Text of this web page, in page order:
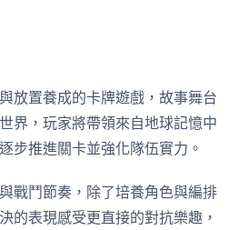
放置養成的卡牌遊戲，故事舞台
界，玩家將帶領來自地球記憶中
步推進關卡並強化隊伍實力。
戰鬥節奏，除了培養角色與編排
的表現感受更直接的對抗樂趣，